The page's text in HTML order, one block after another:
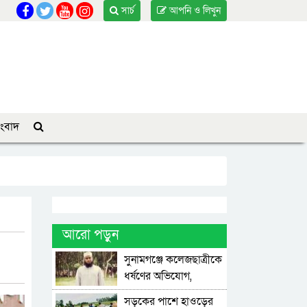
আপনি ও লিখুন
সার্চ
আরো পড়ুন
সুনামগঞ্জে কলেজছাত্রীকে
ধর্ষণের অভিযোগ,
মসজিদের ইমাম গ্রেপ্তার
সড়কের পাশে হাওড়ের